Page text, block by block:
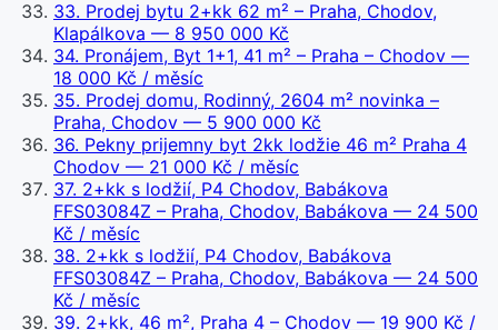
33. Prodej bytu 2+kk 62 m² – Praha, Chodov,
Klapálkova — 8 950 000 Kč
34. Pronájem, Byt 1+1, 41 m² – Praha – Chodov —
18 000 Kč / měsíc
35. Prodej domu, Rodinný, 2604 m² novinka –
Praha, Chodov — 5 900 000 Kč
36. Pekny prijemny byt 2kk lodžie 46 m² Praha 4
Chodov — 21 000 Kč / měsíc
37. 2+kk s lodžií, P4 Chodov, Babákova
FFS03084Z – Praha, Chodov, Babákova — 24 500
Kč / měsíc
38. 2+kk s lodžií, P4 Chodov, Babákova
FFS03084Z – Praha, Chodov, Babákova — 24 500
Kč / měsíc
39. 2+kk, 46 m², Praha 4 – Chodov — 19 900 Kč /